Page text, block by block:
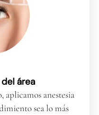
del área
aplicamos anestesia
sea lo más